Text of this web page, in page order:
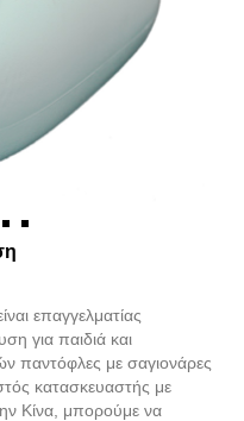
επαγγελματίας
για παιδιά και
παντόφλες με σαγιονάρες
κατασκευαστής με
Κίνα, μπορούμε να